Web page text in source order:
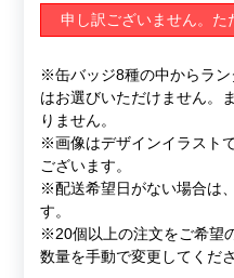
申し訳ございません。た
※缶バッジ8種の中からラ
はお選びいただけません。
りません。
※画像はデザインイラスト
ございます。
※配送希望日がない場合は
す。
※20個以上の注文をご希望
数量を手動で変更してくださ